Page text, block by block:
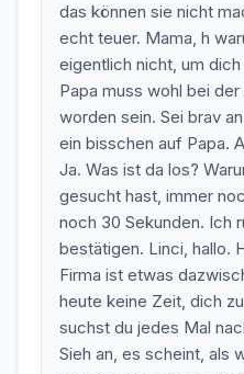
das können sie nicht
echt teuer. Mama, h
eigentlich nicht, um
Papa muss wohl bei
worden sein. Sei brav
ein bisschen auf Papa.
Ja. Was ist da los?
gesucht hast, immer
noch 30 Sekunden. Ich
bestätigen. Linci, hallo.
Firma ist etwas
heute keine Zeit, dich
suchst du jedes Mal
Sieh an, es scheint, als